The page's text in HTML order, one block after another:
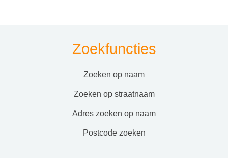
Zoekfuncties
zoeken op naam
zoeken op straatnaam
adres zoeken op naam
postcode zoeken